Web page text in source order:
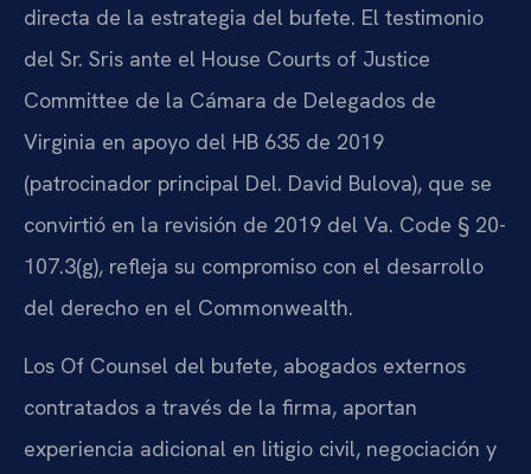
directa de la estrategia del bufete. El testimonio
del Sr. Sris ante el House Courts of Justice
Committee de la Cámara de Delegados de
Virginia en apoyo del HB 635 de 2019
(patrocinador principal Del. David Bulova), que se
convirtió en la revisión de 2019 del Va. Code § 20-
107.3(g), refleja su compromiso con el desarrollo
del derecho en el Commonwealth.
Los Of Counsel del bufete, abogados externos
contratados a través de la firma, aportan
experiencia adicional en litigio civil, negociación y